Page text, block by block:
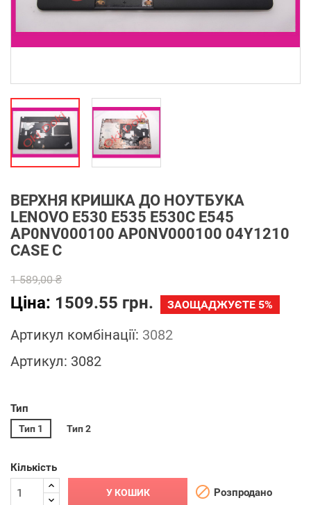
ВЕРХНЯ КРИШКА ДО НОУТБУКА
LENOVO E530 E535 E530C E545
AP0NV000100 AP0NV000100 04Y1210
CASE C
1 589,00 ₴
Ціна: 1509.55 грн. ЗАОЩАДЖУЄТЕ 5%
Артикул комбінації: 3082
Артикул: 3082
Тип
Тип 1 Тип 2
Кількість
У КОШИК  Розпродано